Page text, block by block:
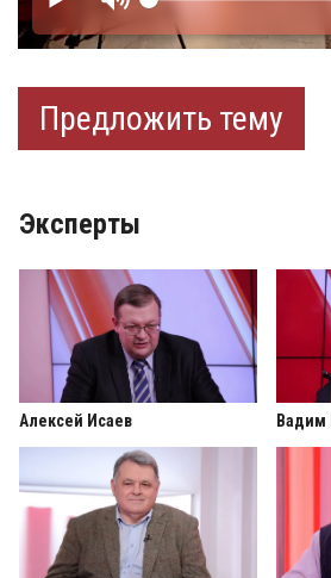
Предложить тему
Эксперты
Алексей Исаев Вадим